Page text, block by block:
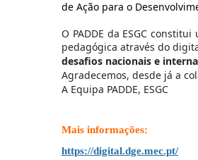
de Ação para o D
O PADDE da ESGCconstitui
pedagógicaatravés do
desafios nacionais e
Agradecemos, desde já a
A Equipa PADDE, ESGC
Mais informações:
https://digital.dge.mec.pt/